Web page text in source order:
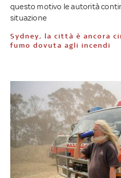
questo motivo le autorità
situazione
Sydney, la città è ancora circondata da una nube di
fumo dovuta agli incendi